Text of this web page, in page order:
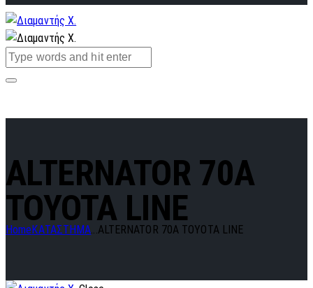
ALTERNATOR 70A
TOYOTA LINE
Home ΚΑΤΑΣΤΗΜΑ...ALTERNATOR 70A TOYOTA LINE